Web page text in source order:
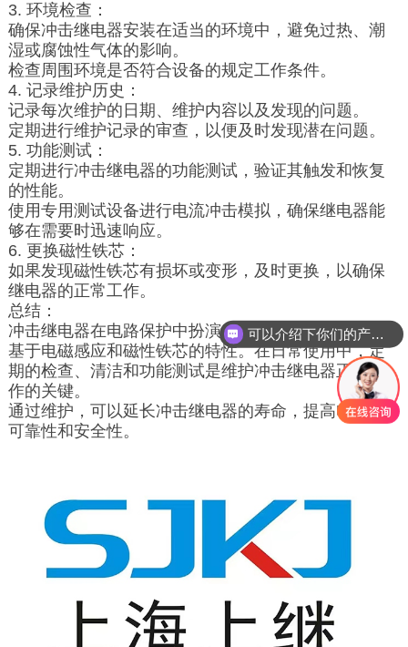
3. 环境检查：
确保冲击继电器安装在适当的环境中，避免过热、潮
湿或腐蚀性气体的影响。
检查周围环境是否符合设备的规定工作条件。
4. 记录维护历史：
记录每次维护的日期、维护内容以及发现的问题。
定期进行维护记录的审查，以便及时发现潜在问题。
5. 功能测试：
定期进行冲击继电器的功能测试，验证其触发和恢复
的性能。
使用专用测试设备进行电流冲击模拟，确保继电器能
够在需要时迅速响应。
6. 更换磁性铁芯：
如果发现磁性铁芯有损坏或变形，及时更换，以确保
继电器的正常工作。
总结：
冲击继电器在电路保护中扮演着重要的角色，其原理
基于电磁感应和磁性铁芯的特性。在日常使用中，定
期的检查、清洁和功能测试是维护冲击继电器正常工
作的关键。
通过维护，可以延长冲击继电器的寿命，提高电路的
可靠性和安全性。
可以介绍下你们的产品么？